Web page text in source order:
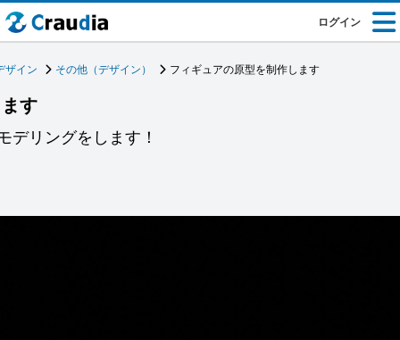
ログイン
ザイン その他（デザイン） フィギュアの原型を制作します
す
デリングをします！